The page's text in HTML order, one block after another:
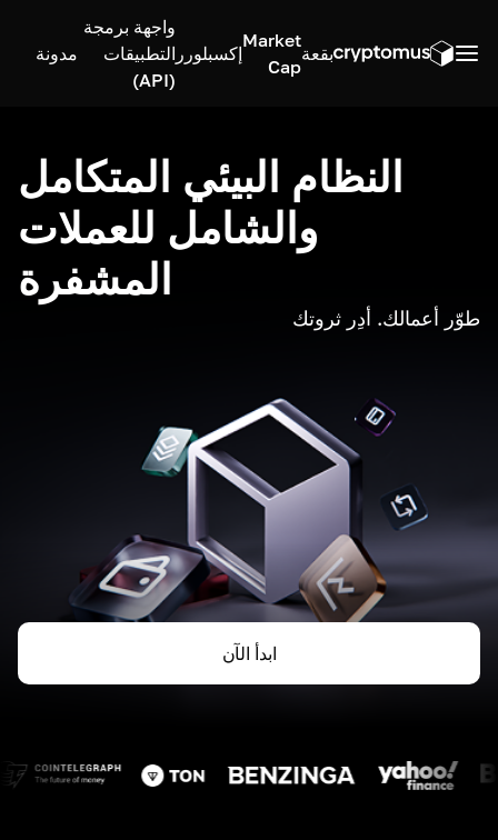
بقعة
Market
Cap
إكسبلورر
واجهة برمجة
التطبيقات
(API)
مدونة
النظام البيئي المتكامل
والشامل للعملات
المشفرة
طوّر أعمالك. أدِر ثروتك
ابدأ الآن